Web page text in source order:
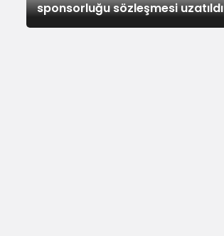
sponsorluğu sözleşmesi uzatıldı